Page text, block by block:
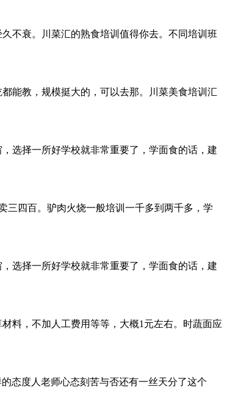
不衰。川菜汇的熟食培训值得你去。不同培训班
能教，规模挺大的，可以去那。川菜美食培训汇
选择一所好学校就非常重要了，学面食的话，建
三四百。驴肉火烧一般培训一千多到两千多，学
选择一所好学校就非常重要了，学面食的话，建
料，不加人工费用等等，大概1元左右。时蔬面应
态度人老师心态刻苦与否还有一丝天分了这个